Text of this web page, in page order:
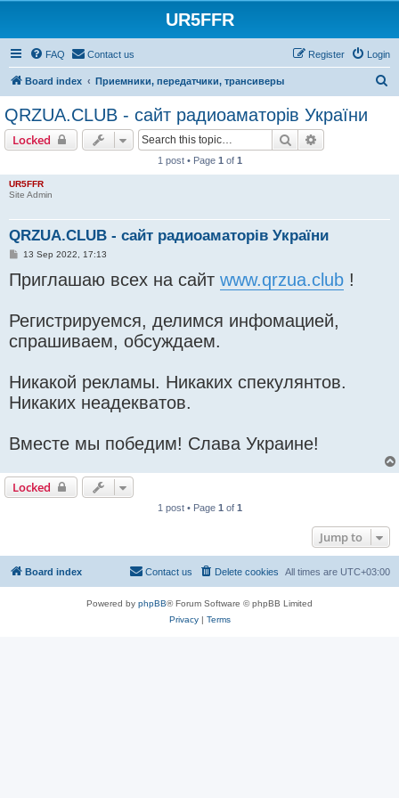
UR5FFR
FAQ Contact us Login
Register
Board index Приемники, передатчики, трансиверы
QRZUA.CLUB - сайт радиоаматорів України
Locked Search
1 post • Page 1 of 1
UR5FFR
Site Admin
QRZUA.CLUB - сайт радиоаматорів України
P
s
t
13 Sep 2022, 17:13
Приглашаю всех на сайт www.qrzua.club !
Регистрируемся, делимся инфомацией,
спрашиваем, обсуждаем.
Никакой рекламы. Никаких спекулянтов.
Никаких неадекватов.
Вместе мы победим! Слава Украине!
Locked
1 post • Page 1 of 1
Jump to
Board index All times are UTC+03:00
Delete cookies
Contact us
Powered by phpBB® Forum Software © phpBB Limited
Privacy| Terms